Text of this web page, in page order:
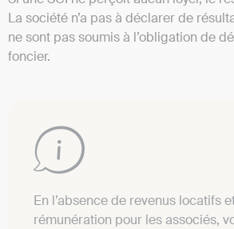
La société n’a pas à déclarer de
ne sont pas soumis à l’obligation de
foncier.
En l’absence de revenus locatifs
rémunération pour les associés,